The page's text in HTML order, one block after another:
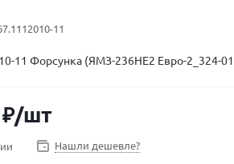
11
11 Форсунка (ЯМЗ-236НЕ2 Евро-2_324-
/шт
Нашли дешевле?